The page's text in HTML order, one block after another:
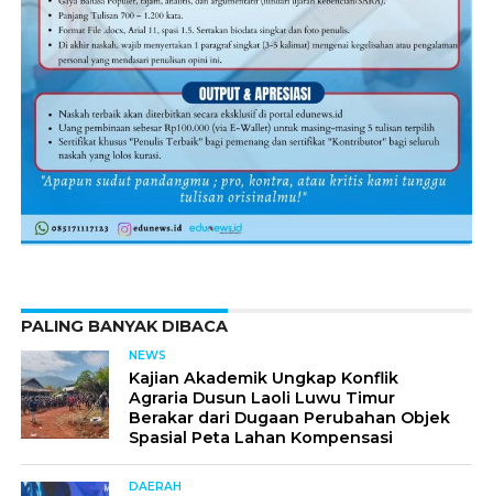
PALING BANYAK DIBACA
NEWS
Kajian Akademik Ungkap Konflik
Agraria Dusun Laoli Luwu Timur
Berakar dari Dugaan Perubahan Objek
Spasial Peta Lahan Kompensasi
DAERAH